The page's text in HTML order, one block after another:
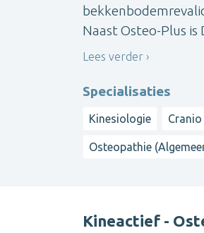
Naast Osteo-Plus is
Lees verder
Specialisaties
Kinesiologie
Osteopathie
Kineactief -